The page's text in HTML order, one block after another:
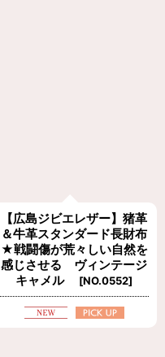
【広島ジビエレザー】猪革
＆牛革スタンダード長財布
★戦闘傷が荒々しい自然を
感じさせる ヴィンテージ
キャメル
[NO.0552]